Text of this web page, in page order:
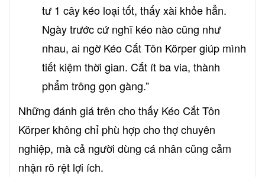
tư 1 cây kéo loại tốt, thấy xài khỏe hẳn.
Ngày trước cứ nghĩ kéo nào cũng như
nhau, ai ngờ Kéo Cắt Tôn Körper giúp mình
tiết kiệm thời gian. Cắt ít ba via, thành
phẩm trông gọn gàng.”
Những đánh giá trên cho thấy Kéo Cắt Tôn
Körper không chỉ phù hợp cho thợ chuyên
nghiệp, mà cả người dùng cá nhân cũng cảm
nhận rõ rệt lợi ích.